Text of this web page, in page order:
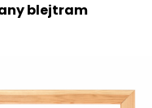
blejtram